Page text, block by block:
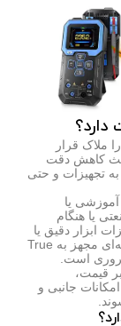
ملاک قرار
کاهش دقت
تجهیزات و حتی
یا
یا هنگام
ابزار دقیق یا
سیستم‌های کنترل، استفاده از یک مولتی متر حرفه‌ای مجهز به True
قیمت،
جانبی و